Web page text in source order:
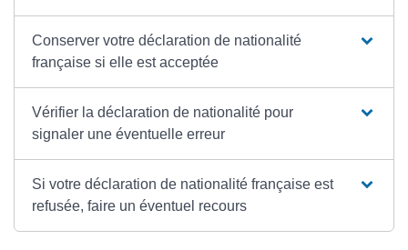
Conserver votre déclaration de nationalité
française si elle est acceptée
Vérifier la déclaration de nationalité pour
signaler une éventuelle erreur
Si votre déclaration de nationalité française est
refusée, faire un éventuel recours